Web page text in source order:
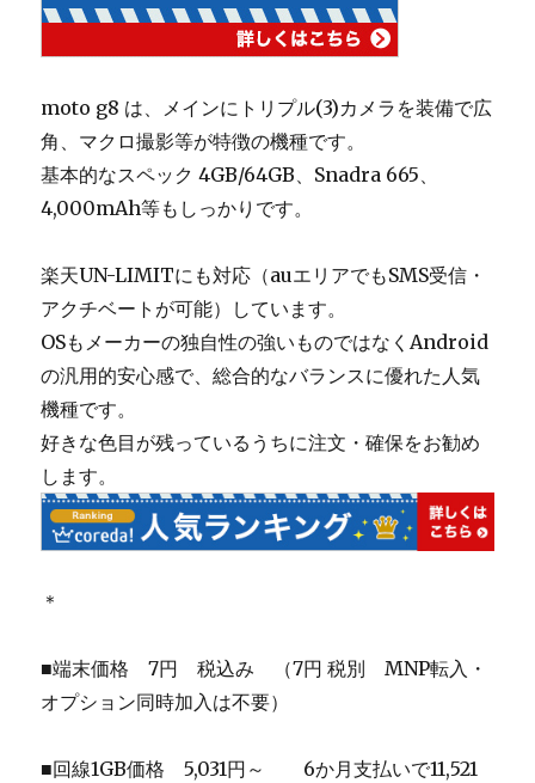
moto g8 は、メインにトリプル(3)カメラを装備で広
角、マクロ撮影等が特徴の機種です。
基本的なスペック 4GB/64GB、Snadra 665、
4,000mAh等もしっかりです。
楽天UN-LIMITにも対応（auエリアでもSMS受信・
アクチベートが可能）しています。
OSもメーカーの独自性の強いものではなくAndroid
の汎用的安心感で、総合的なバランスに優れた人気
機種です。
好きな色目が残っているうちに注文・確保をお勧め
します。
＊
■端末価格 7円 税込み （7円 税別 MNP転入・
オプション同時加入は不要）
■回線1GB価格 5,031円～ 6か月支払いで11,521